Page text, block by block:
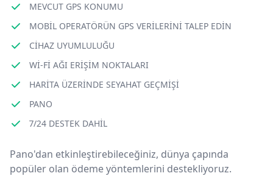
MEVCUT GPS KONUMU
MOBIL OPERATÖRÜN GPS VERILERINI TALEP EDIN
CIHAZ UYUMLULUĞU
WI-FI AĞI ERIŞIM NOKTALARI
HARITA ÜZERINDE SEYAHAT GEÇMIŞI
PANO
7/24 DESTEK DAHIL
Pano'dan etkinleştirebileceğiniz, dünya çapında
popüler olan ödeme yöntemlerini destekliyoruz.